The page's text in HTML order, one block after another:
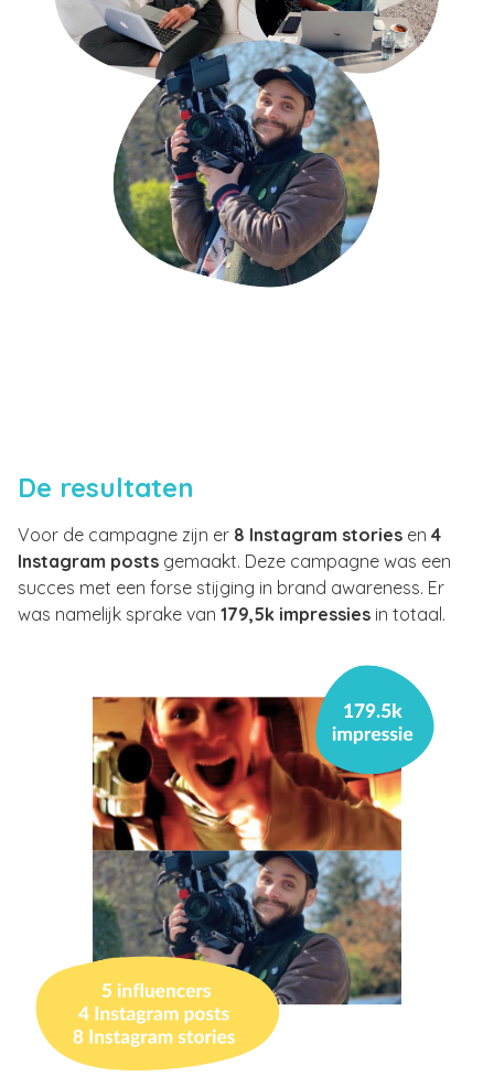
De resultaten
Voor de campagne zijn er 8 Instagram stories en 4
Instagram posts gemaakt. Deze campagne was een
succes met een forse stijging in brand awareness. Er
was namelijk sprake van 179,5k impressies in totaal.